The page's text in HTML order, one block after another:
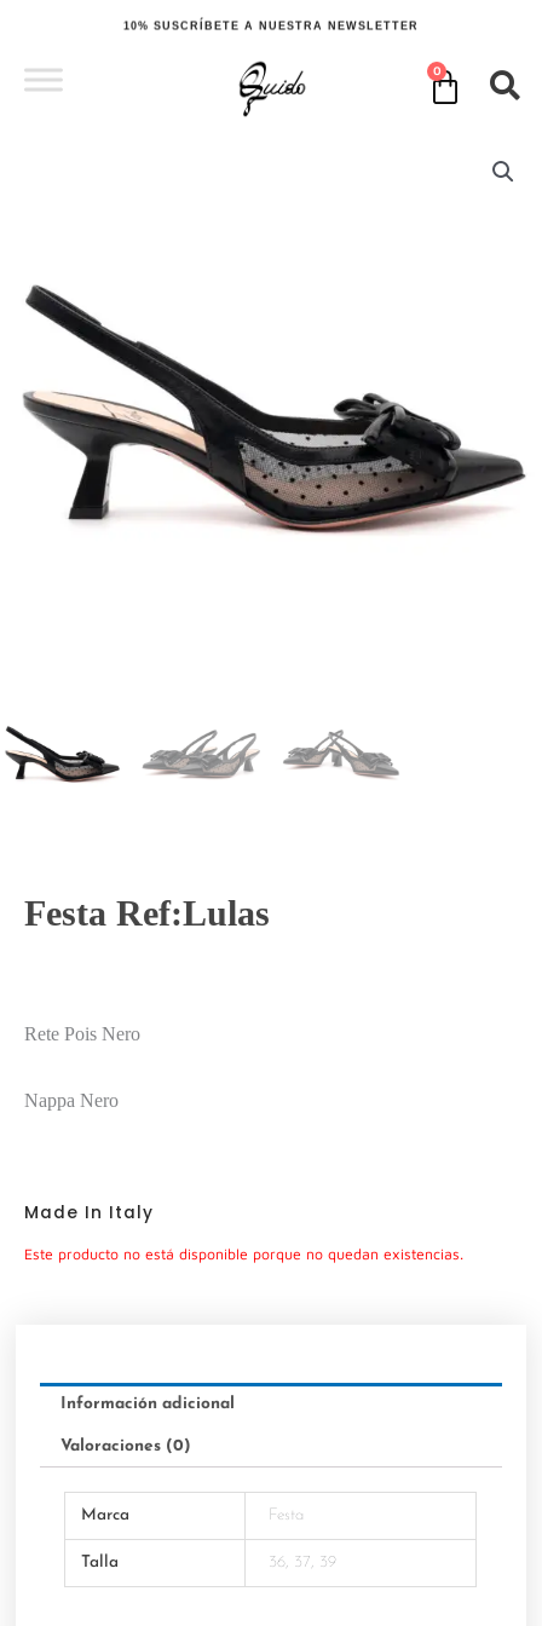
contenido
10% SUSCRÍBETE A NUESTRA NEWSLETTER
0
Cart
Festa Ref:Lulas
Rete Pois Nero
Nappa Nero
Made In Italy
Este producto no está disponible porque no quedan existencias.
Información adicional
Valoraciones (0)
Marca Festa
Talla 36, 37, 39